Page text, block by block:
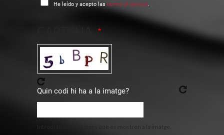
He leído y acepto las terms of service.
Quin codi hi ha a la imatge?
Introduïu els caràcters que es mostren a la imatge.